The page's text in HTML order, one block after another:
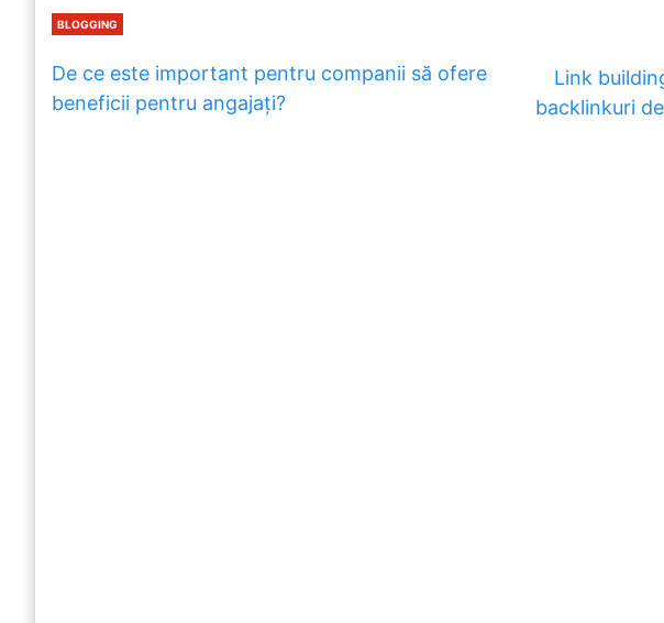
BLOGGING
De ce este important pentru companii să ofere
beneficii pentru angajați?
Link
backlinkuri